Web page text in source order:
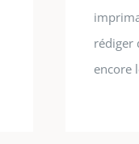
rédiger
encore